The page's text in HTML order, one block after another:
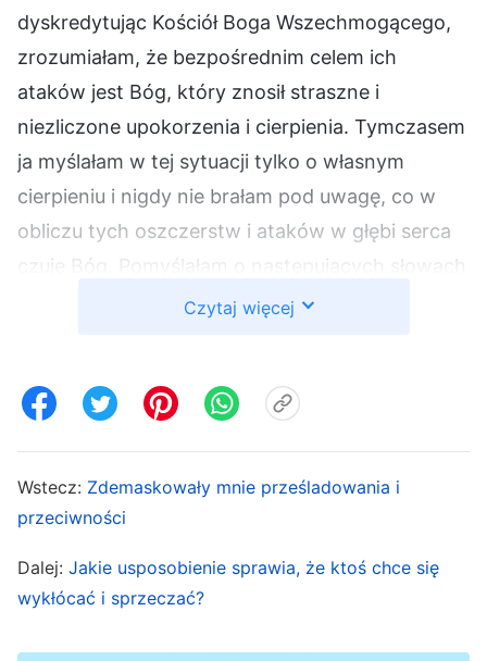
dyskredytując Kościół Boga Wszechmogącego,
zrozumiałam, że bezpośrednim celem ich
ataków jest Bóg, który znosił straszne i
niezliczone upokorzenia i cierpienia. Tymczasem
ja myślałam w tej sytuacji tylko o własnym
cierpieniu i nigdy nie brałam pod uwagę, co w
obliczu tych oszczerstw i ataków w głębi serca
czuje Bóg. Pomyślałam o następujących słowach
Bóg zniósł wiele bezsennych nocy ze
Bóg zstąpił do żywego piekła, gdzie przebywa
ziemi. Bóg nigdy nie skarżył się na nędzę
pośród ludzi, nigdy nie robił wyrzutów
największe upokorzenie, gdy osobiście
realizuje swe dzieło. Jak Bóg mógłby należeć do
piekła? Jak mógłby spędzić swe życie w piekle?
Czytaj więcej
Wstecz: Zdemaskowały mnie prześladowania i
przeciwności
Dalej: Jakie usposobienie sprawia, że ktoś chce się
wykłócać i sprzeczać?